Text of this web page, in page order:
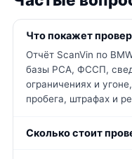
Что покажет
Отчёт ScanVin по
базы РСА, ФССП,
ограничениях и
пробега, штрафах и
Сколько стоит